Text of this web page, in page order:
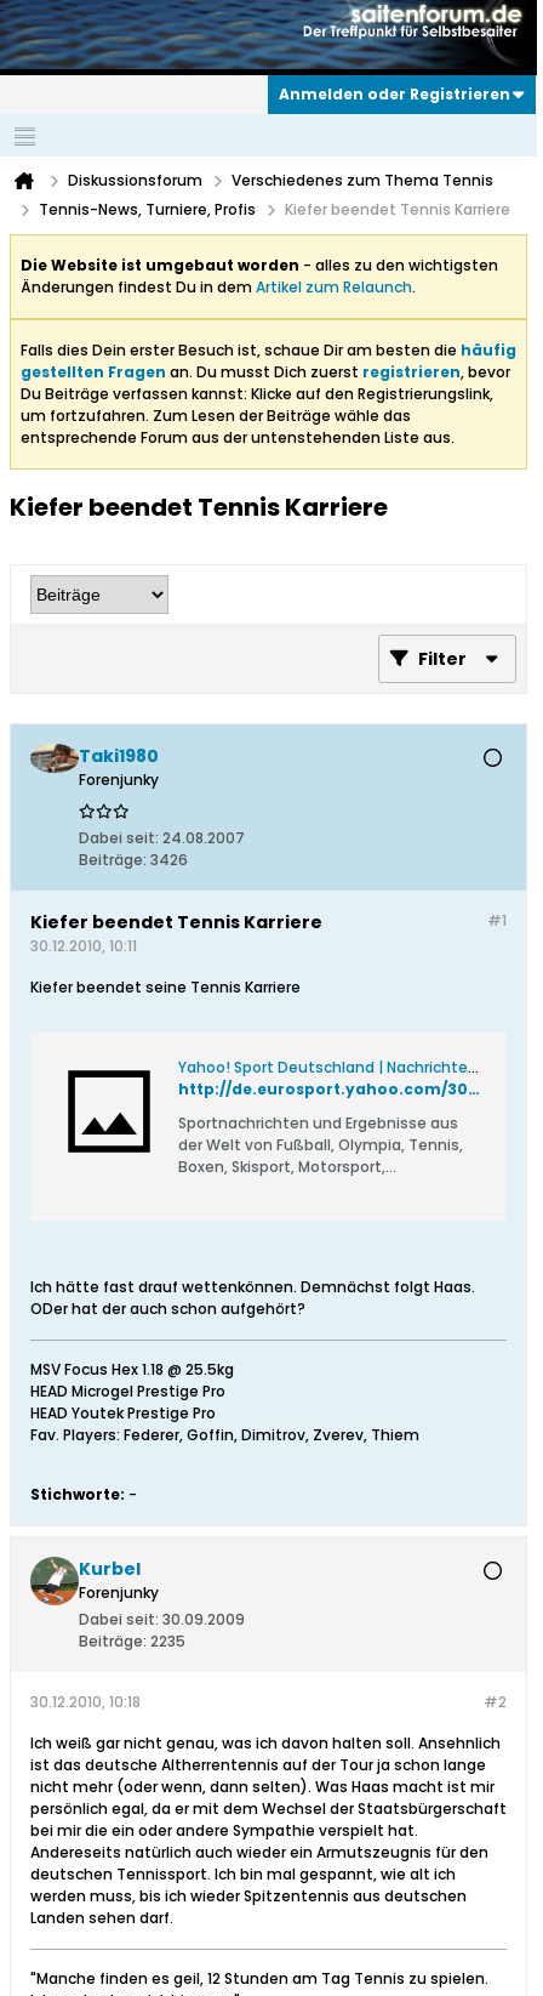
Anmelden oder Registrieren
Diskussionsforum
Verschiedenes zum Thema Tennis
Tennis-News, Turniere, Profis
Kiefer beendet Tennis Karriere
Die Website ist umgebaut worden - alles zu den wichtigsten
Änderungen findest Du in demArtikel zum Relaunch.
Falls dies Dein erster Besuch ist, schaue Dir am besten die häufig
gestellten Fragen an. Du musst Dich zuerst registrieren, bevor
Du Beiträge verfassen kannst: Klicke auf den Registrierungslink,
um fortzufahren. Zum Lesen der Beiträge wähle das
entsprechende Forum aus der untenstehenden Liste aus.
Kiefer beendet Tennis Karriere
Filter
Taki1980
Forenjunky
Dabei seit: 24.08.2007
Beiträge: 3426
#1
Kiefer beendet Tennis Karriere
30.12.2010, 10:11
Kiefer beendet seine Tennis Karriere
Yahoo! Sport Deutschland | Nachrichten, Ergebnisse, Videos & Mehr
http://de.eurosport.yahoo.com/30122010/30/nicolas-kiefer-beendet-tennis-karriere.html
Sportnachrichten und Ergebnisse aus
der Welt von Fußball, Olympia, Tennis,
Boxen, Skisport, Motorsport,
Ich hätte fast drauf wettenkönnen. Demnächst folgt Haas.
ODer hat der auch schon aufgehört?
MSV Focus Hex 1.18 @ 25.5kg
HEAD Microgel Prestige Pro
HEAD Youtek Prestige Pro
Fav. Players: Federer, Goffin, Dimitrov, Zverev, Thiem
Stichworte: -
Kurbel
Forenjunky
Dabei seit: 30.09.2009
Beiträge: 2235
#2
30.12.2010, 10:18
Ich weiß gar nicht genau, was ich davon halten soll. Ansehnlich
ist das deutsche Altherrentennis auf der Tour ja schon lange
nicht mehr (oder wenn, dann selten). Was Haas macht ist mir
persönlich egal, da er mit dem Wechsel der Staatsbürgerschaft
bei mir die ein oder andere Sympathie verspielt hat.
Andereseits natürlich auch wieder ein Armutszeugnis für den
deutschen Tennissport. Ich bin mal gespannt, wie alt ich
werden muss, bis ich wieder Spitzentennis aus deutschen
Landen sehen darf.
"Manche finden es geil, 12 Stunden am Tag Tennis zu spielen.